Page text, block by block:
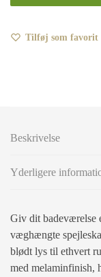
Tilføj som favorit
Beskrivelse
Yderligere
Giv dit badeværelse
væghængte
blødt lys til ethvert
med melaminfinish,